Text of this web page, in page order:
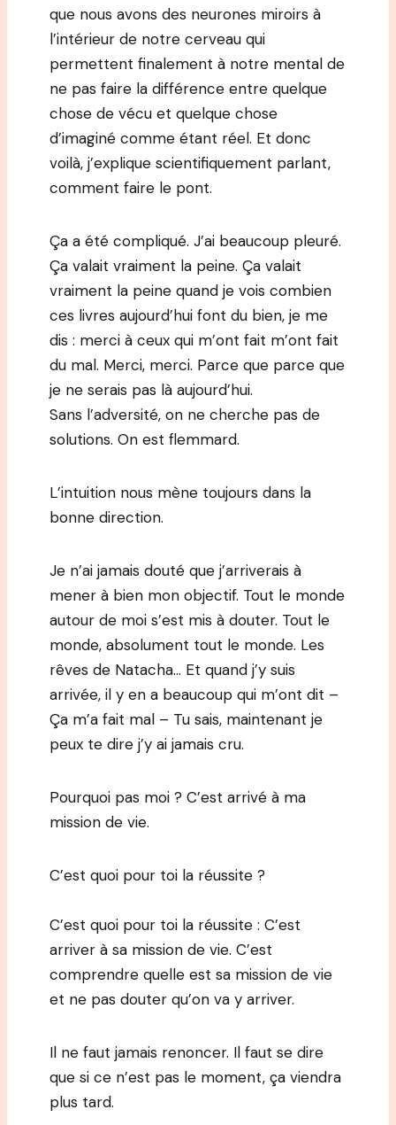
que nous avons des neurones miroirs à
l’intérieur de notre cerveau qui
permettent finalement à notre mental de
ne pas faire la différence entre quelque
chose de vécu et quelque chose
d’imaginé comme étant réel. Et donc
voilà, j’explique scientifiquement parlant,
comment faire le pont.
Ça a été compliqué. J’ai beaucoup pleuré.
Ça valait vraiment la peine. Ça valait
vraiment la peine quand je vois combien
ces livres aujourd’hui font du bien, je me
dis : merci à ceux qui m’ont fait m’ont fait
du mal. Merci, merci. Parce que parce que
je ne serais pas là aujourd’hui.
Sans l’adversité, on ne cherche pas de
solutions. On est flemmard.
L’intuition nous mène toujours dans la
bonne direction.
Je n’ai jamais douté que j’arriverais à
mener à bien mon objectif. Tout le monde
autour de moi s’est mis à douter. Tout le
monde, absolument tout le monde. Les
rêves de Natacha… Et quand j’y suis
arrivée, il y en a beaucoup qui m’ont dit –
Ça m’a fait mal – Tu sais, maintenant je
peux te dire j’y ai jamais cru.
Pourquoi pas moi ? C’est arrivé à ma
mission de vie.
C’est quoi pour toi la réussite ?
C’est quoi pour toi la réussite : C’est
arriver à sa mission de vie. C’est
comprendre quelle est sa mission de vie
et ne pas douter qu’on va y arriver.
Il ne faut jamais renoncer. Il faut se dire
que si ce n’est pas le moment, ça viendra
plus tard.